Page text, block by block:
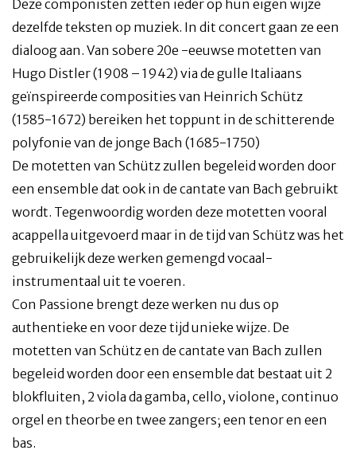
Deze componisten zetten ieder op hun eigen wijze
dezelfde teksten op muziek. In dit concert gaan ze een
dialoog aan. Van sobere 20e -eeuwse motetten van
Hugo Distler (1908 – 1942) via de gulle Italiaans
geïnspireerde composities van Heinrich Schütz
(1585-1672) bereiken het toppunt in de schitterende
polyfonie van de jonge Bach (1685-1750)
De motetten van Schütz zullen begeleid worden door
een ensemble dat ook in de cantate van Bach gebruikt
wordt. Tegenwoordig worden deze motetten vooral
acappella uitgevoerd maar in de tijd van Schütz was het
gebruikelijk deze werken gemengd vocaal-
instrumentaal uit te voeren.
Con Passione brengt deze werken nu dus op
authentieke en voor deze tijd unieke wijze. De
motetten van Schütz en de cantate van Bach zullen
begeleid worden door een ensemble dat bestaat uit 2
blokfluiten, 2 viola da gamba, cello, violone, continuo
orgel en theorbe en twee zangers; een tenor en een
bas.